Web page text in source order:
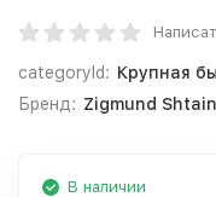
categoryId: Крупная
Бренд: Zigmund Shtain
В наличии